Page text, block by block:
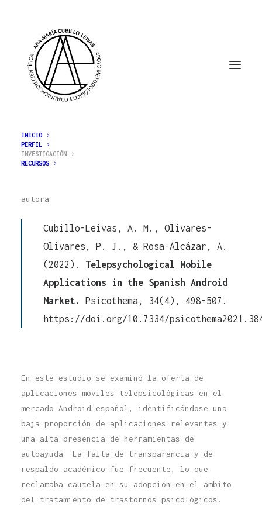
INICIO
PERFIL
INVESTIGACIÓN
RECURSOS
INVESTIGACIÓN
autora.
Cubillo-Leivas, A. M., Olivares-
Olivares, P. J., & Rosa-Alcázar, A.
(2022). Telepsychological Mobile
Applications in the Spanish Android
Market.
Psicothema, 34(4), 498-507.
https://doi.org/10.7334/
En este estudio se examinó la oferta de
aplicaciones móviles telepsicológicas en el
mercado Android español, identificándose una
baja proporción de aplicaciones relevantes y
una alta presencia de herramientas de
autoayuda. La falta de transparencia y de
respaldo académico fue frecuente, lo que
reclamaba cautela en su adopción en el ámbito
del tratamiento de trastornos psicológicos.